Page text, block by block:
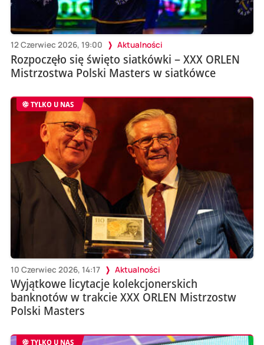
12 Czerwiec 2026, 19:00 Aktualności
Rozpoczęło się święto siatkówki – XXX ORLEN
Mistrzostwa Polski Masters w siatkówce
TYLKO U NAS
10 Czerwiec 2026, 14:17 Aktualności
Wyjątkowe licytacje kolekcjonerskich
banknotów w trakcie XXX ORLEN Mistrzostw
Polski Masters
TYLKO U NAS